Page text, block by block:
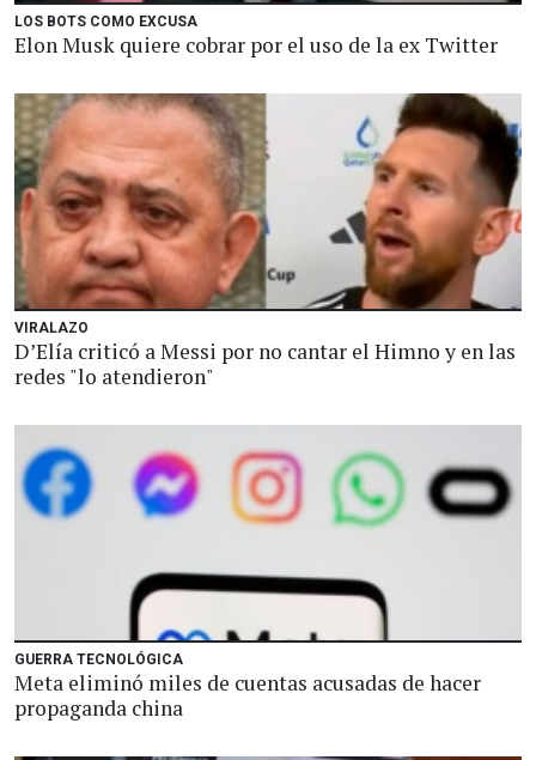
LOS BOTS COMO EXCUSA
Elon Musk quiere cobrar por el uso de la ex Twitter
VIRALAZO
D’Elía criticó a Messi por no cantar el Himno y en las
redes "lo atendieron"
GUERRA TECNOLÓGICA
Meta eliminó miles de cuentas acusadas de hacer
propaganda china